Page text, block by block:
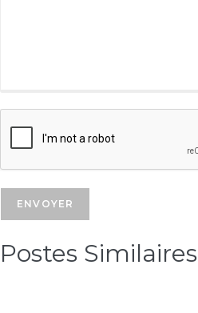
Postes Similaires​